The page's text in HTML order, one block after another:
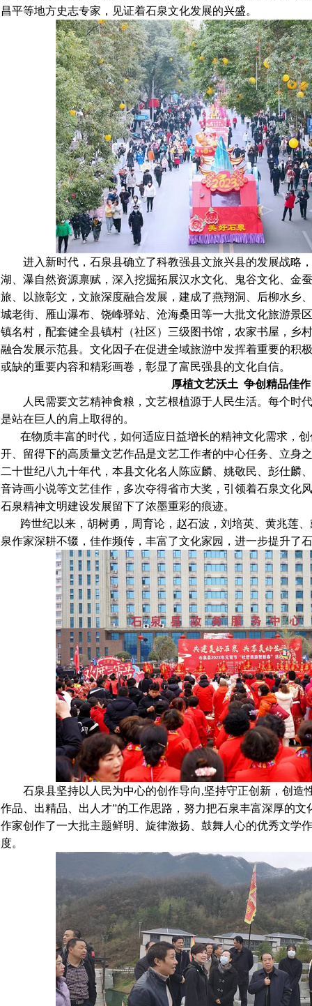
昌平等地方史志专家，见证着石泉文化发展的兴盛。
进入新时代，石泉县确立了科教强县文旅兴县的发展战略
湖、瀑自然资源禀赋，深入挖掘拓展汉水文化、鬼谷文化、金
旅、以旅彰文，文旅深度融合发展，建成了燕翔洞、后柳水乡
城老街、雁山瀑布、饶峰驿站、沧海桑田等一大批文化旅游景
镇名村，配套健全县镇村（社区）三级图书馆，农家书屋，乡
融合发展示范县。文化因子在促进全域旅游中发挥着重要的积
或缺的重要内容和精彩画卷，彰显了富民强县的文化自信。
厚植文艺沃土 争创精品佳作
人民需要文艺精神食粮，文艺根植源于人民生活。每个时
是站在巨人的肩上取得的。
在物质丰富的时代，如何适应日益增长的精神文化需求，创
开、留得下的高质量文艺作品是文艺工作者的中心任务、立身
二十世纪八九十年代，本县文化名人陈应麟、姚敬民、彭仕麟
音诗画小说等文艺佳作，多次夺得省市大奖，引领着石泉文化
石泉精神文明建设发展留下了浓墨重彩的痕迹。
跨世纪以来，胡树勇，周育论，赵石波，刘培英、黄兆莲、
泉作家深耕不辍，佳作频传，丰富了文化家园，进一步提升了
石泉县坚持以人民为中心的创作导向,坚持守正创新，创造
作品、出精品、出人才”的工作思路，努力把石泉丰富深厚的
作家创作了一大批主题鲜明、旋律激扬、鼓舞人心的优秀文学
度。